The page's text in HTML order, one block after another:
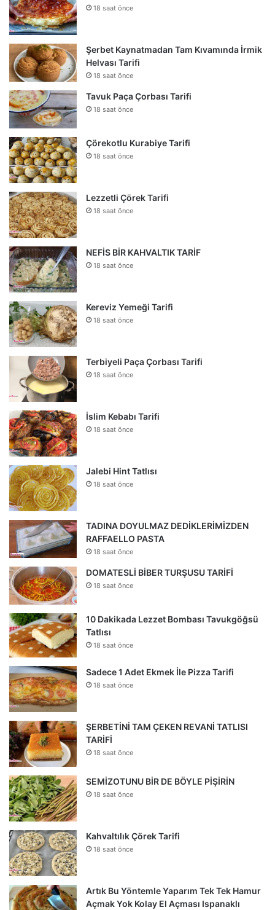
18 saat önce
Şerbet Kaynatmadan Tam Kıvamında İrmik
Helvası Tarifi
18 saat önce
Tavuk Paça Çorbası Tarifi
18 saat önce
Çörekotlu Kurabiye Tarifi
18 saat önce
Lezzetli Çörek Tarifi
18 saat önce
NEFİS BİR KAHVALTIK TARİF
18 saat önce
Kereviz Yemeği Tarifi
18 saat önce
Terbiyeli Paça Çorbası Tarifi
18 saat önce
İslim Kebabı Tarifi
18 saat önce
Jalebi Hint Tatlısı
18 saat önce
TADINA DOYULMAZ DEDİKLERİMİZDEN
RAFFAELLO PASTA
18 saat önce
DOMATESLİ BİBER TURŞUSU TARİFİ
18 saat önce
10 Dakikada Lezzet Bombası Tavukgöğsü
Tatlısı
18 saat önce
Sadece 1 Adet Ekmek İle Pizza Tarifi
18 saat önce
ŞERBETİNİ TAM ÇEKEN REVANİ TATLISI
TARİFİ
18 saat önce
SEMİZOTUNU BİR DE BÖYLE PİŞİRİN
18 saat önce
Kahvaltılık Çörek Tarifi
18 saat önce
Artık Bu Yöntemle Yaparım Tek Tek Hamur
Açmak Yok Kolay El Açması Ispanaklı